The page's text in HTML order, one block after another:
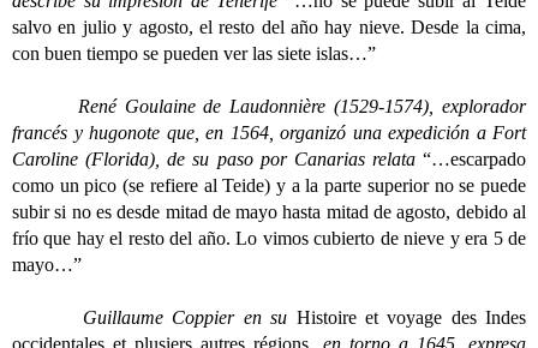
salvo en julio y agosto, el resto del año hay nieve. Desde la cima,
con buen tiempo se pueden ver las siete islas…”
René Goulaine de Laudonnière (1529-1574), explorador
francés y hugonote que, en 1564, organizó una expedición a Fort
Caroline (Florida), de su paso por Canarias relata “…escarpado
como un pico (se refiere al Teide) y a la parte superior no se puede
subir si no es desde mitad de mayo hasta mitad de agosto, debido al
frío que hay el resto del año. Lo vimos cubierto de nieve y era 5 de
mayo…”
Guillaume Coppier en su Histoire et voyage des Indes